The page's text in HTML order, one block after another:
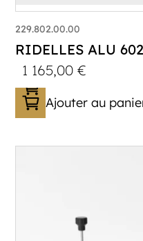
229.802.00.00
RIDELLES ALU
1 165,00€
Ajouter au